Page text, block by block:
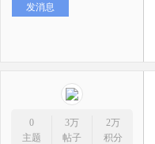
发消息
0
主题
3万
帖子
2万
积分